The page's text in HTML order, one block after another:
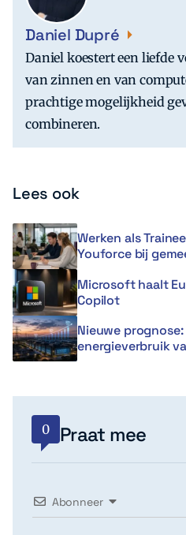
Daniel Dupré
Daniel koestert een liefde
van zinnen en van
prachtige mogelijkheid
combineren.
Lees ook
Werken als
Youforce bij
Microsoft haalt
Copilot
Nieuwe
energieverbruik
0 Praat mee
Abonneer